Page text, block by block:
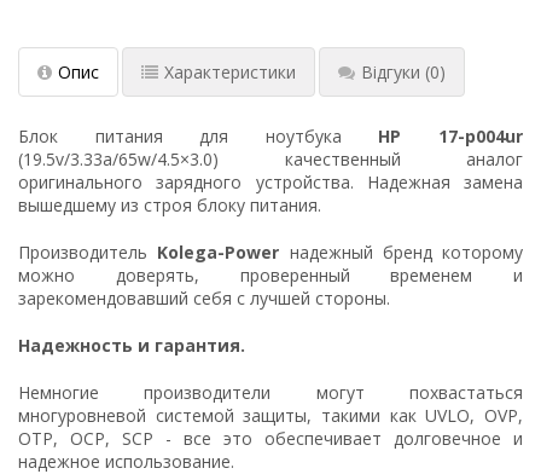
Опис Характеристики Відгуки (0)
Блок питания для ноутбука HP 17-p004ur
(19.5v/3.33a/65w/4.5×3.0) качественный аналог
оригинального зарядного устройства. Надежная замена
вышедшему из строя блоку питания.
Производитель Kolega-Power надежный бренд которому
можно доверять, проверенный временем и
зарекомендовавший себя с лучшей стороны.
Надежность и гарантия.
Немногие производители могут похвастаться
многуровневой системой защиты, такими как UVLO, OVP,
OTP, OCP, SCP - все это обеспечивает долговечное и
надежное использование.